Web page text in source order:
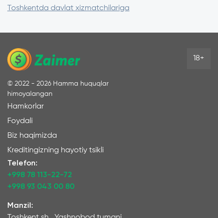
himoyalanish maqsadida my.gov.uz portali orqali
Toshkentda davlat xizmatchilariga
© 2022 - 2026 Hamma huquqlar
himoyalangan
Hamkorlar
Foydali
Biz haqimizda
Kreditingizning hayotiy tsikli
Telefon:
+998 78 113-22-72
+998 93 043 00 80
Manzil:
18+